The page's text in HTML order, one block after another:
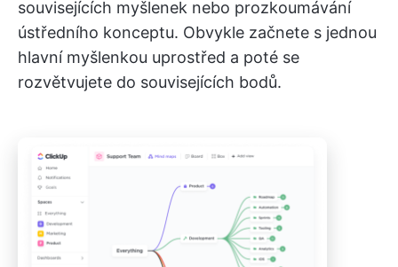
souvisejících myšlenek nebo prozkoumávání
ústředního konceptu. Obvykle začnete s jednou
hlavní myšlenkou uprostřed a poté se
rozvětvujete do souvisejících bodů.